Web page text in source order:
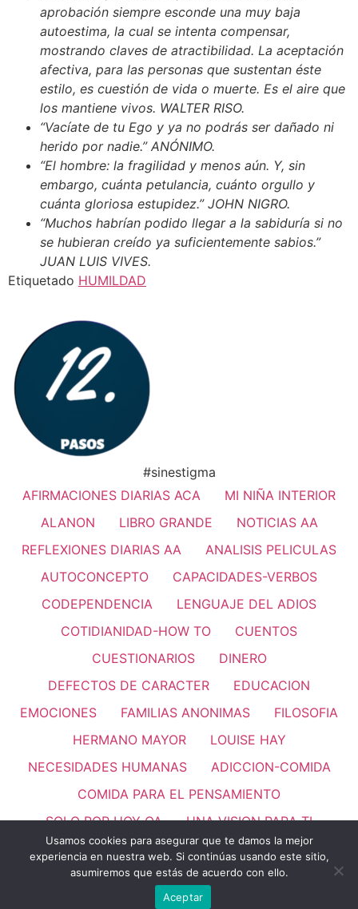
aprobación siempre esconde una muy baja
autoestima, la cual se intenta compensar,
mostrando claves de atractibilidad. La aceptación
afectiva, para las personas que sustentan éste
estilo, es cuestión de vida o muerte. Es el aire que
los mantiene vivos. WALTER RISO.
“Vacíate de tu Ego y ya no podrás ser dañado ni
herido por nadie.” ANÓNIMO.
“El hombre: la fragilidad y menos aún. Y, sin
embargo, cuánta petulancia, cuánto orgullo y
cuánta gloriosa estupidez.” JOHN NIGRO.
“Muchos habrían podido llegar a la sabiduría si no
se hubieran creído ya suficientemente sabios.”
JUAN LUIS VIVES.
Etiquetado HUMILDAD
#sinestigma
AFIRMACIONES DIARIAS ACA
MI NIÑA INTERIOR
ALANON
LIBRO GRANDE
NOTICIAS AA
REFLEXIONES DIARIAS AA
ANALISIS PELICULAS
AUTOCONCEPTO
CAPACIDADES-VERBOS
CODEPENDENCIA
LENGUAJE DEL ADIOS
COTIDIANIDAD-HOW TO
CUENTOS
CUESTIONARIOS
DINERO
DEFECTOS DE CARACTER
EDUCACION
EMOCIONES
FAMILIAS ANONIMAS
FILOSOFIA
HERMANO MAYOR
LOUISE HAY
NECESIDADES HUMANAS
ADICCION-COMIDA
COMIDA PARA EL PENSAMIENTO
SOLO POR HOY OA
UNA VISION PARA TI
PASO 11
REFLEXIONES
VALORES HUMANOS
LEMAS
Todos los derechos reservados
Usamos cookies para asegurar que te damos la mejor
experiencia en nuestra web. Si continúas usando este sitio,
asumiremos que estás de acuerdo con ello.
Aceptar